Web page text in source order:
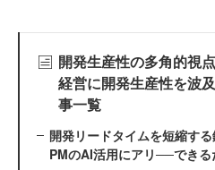
開発生産性の多角的視
経営に開発生産性を波
事一覧
開発リードタイムを短縮す
PMのAI活用にアリ──できる